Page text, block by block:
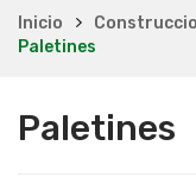
Inicio
Paletines
Paletines